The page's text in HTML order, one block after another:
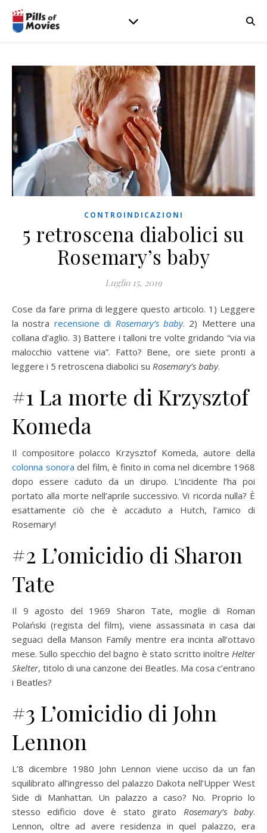
CONTROINDICAZIONI
5 retroscena diabolici su
Rosemary’s baby
Luglio 15, 2019
Cose da fare prima di leggere questo articolo. 1) Leggere
la nostra recensione di Rosemary’s baby. 2) Mettere una
collana d’aglio. 3) Battere i talloni tre volte gridando “via via
malocchio vattene via”. Fatto? Bene, ore siete pronti a
leggere i 5 retroscena diabolici su Rosemary’s baby.
#1 La morte di Krzysztof
Komeda
Il compositore polacco Krzysztof Komeda, autore della
colonna sonora del film, è finito in coma nel dicembre 1968
dopo essere caduto da un dirupo. L’incidente l’ha poi
portato alla morte nell’aprile successivo. Vi ricorda nulla? È
esattamente ciò che è accaduto a Hutch, l’amico di
Rosemary!
#2 L’omicidio di Sharon
Tate
Il 9 agosto del 1969 Sharon Tate, moglie di Roman
Polański (regista del film), viene assassinata in casa dai
seguaci della Manson Family mentre era incinta all’ottavo
mese. Sullo specchio del bagno è stato scritto inoltre Helter
Skelter, titolo di una canzone dei Beatles. Ma cosa c’entrano
i Beatles?
#3 L’omicidio di John
Lennon
L’8 dicembre 1980 John Lennon viene ucciso da un fan
squilibrato all’ingresso del palazzo Dakota nell’Upper West
Side di Manhattan. Un palazzo a caso? No. Proprio lo
stesso edificio dove è stato girato Rosemary’s baby.
Lennon, oltre ad avere residenza in quel palazzo, era